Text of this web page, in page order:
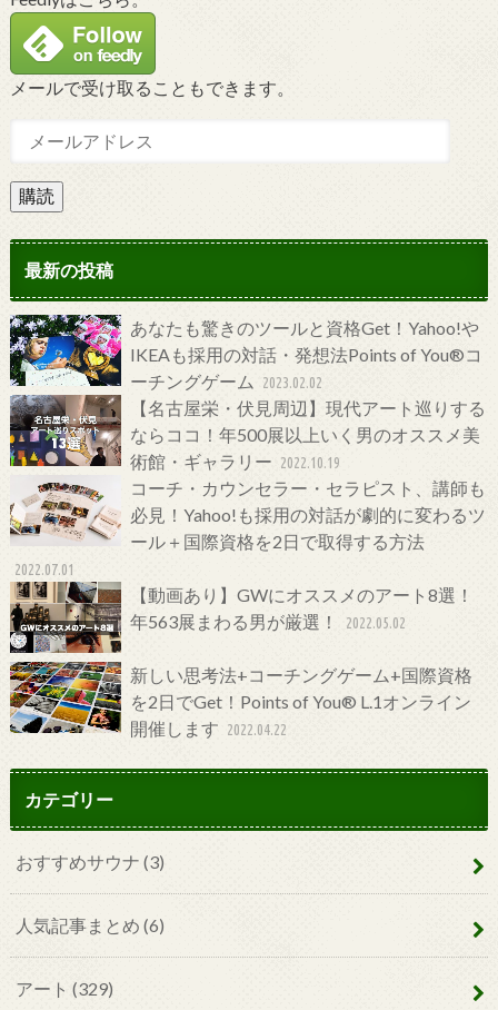
メールで受け取ることもできます。
購読
最新の投稿
あなたも驚きのツールと資格Get！Yahoo!や
IKEAも採用の対話・発想法Points of You®コ
ーチングゲーム
2023.02.02
【名古屋栄・伏見周辺】現代アート巡りする
ならココ！年500展以上いく男のオススメ美
術館・ギャラリー 2022.10.19
コーチ・カウンセラー・セラピスト、講師も
必見！Yahoo!も採用の対話が劇的に変わるツ
ール＋国際資格を2日で取得する方法
2022.07.01
【動画あり】GWにオススメのアート8選！
年563展まわる男が厳選！
2022.05.02
新しい思考法+コーチングゲーム+国際資格
を2日でGet！Points of You® L.1オンライン
開催します 2022.04.22
カテゴリー
おすすめサウナ (3)
人気記事まとめ (6)
アート (329)